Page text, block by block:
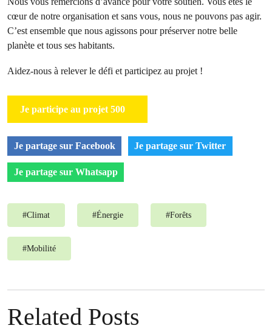
cœur de notre organisation et sans vous, nous ne pouvons pas agir.
C’est ensemble que nous agissons pour préserver notre belle
planète et tous ses habitants.
Aidez-nous à relever le défi et participez au projet !
Je participe au projet 500
Je partage sur Facebook Je partage sur Twitter
Je partage sur Whatsapp
#Climat #Énergie #Forêts
#Mobilité
Related Posts